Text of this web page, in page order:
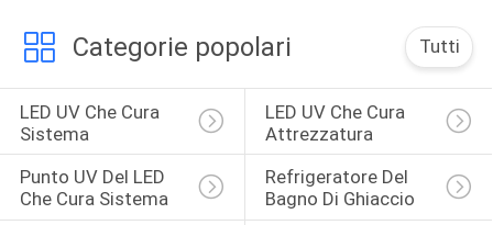
Categorie popolari Tutti
LED UV Che Cura
Sistema
LED UV Che Cura
Attrezzatura
Punto UV Del LED
Che Cura Sistema
Refrigeratore Del
Bagno Di Ghiaccio